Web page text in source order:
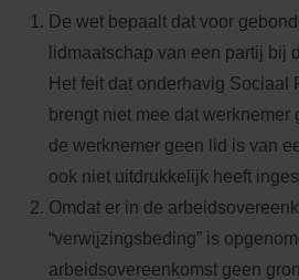
De wet bepaalt dat voor
lidmaatschap van een partij bij
Het feit dat onderhavig Sociaal
brengt niet mee dat werknemer
de werknemer geen lid is van
ook niet uitdrukkelijk heeft
Omdat er in de
“verwijzingsbeding” is
arbeidsovereenkomst geen